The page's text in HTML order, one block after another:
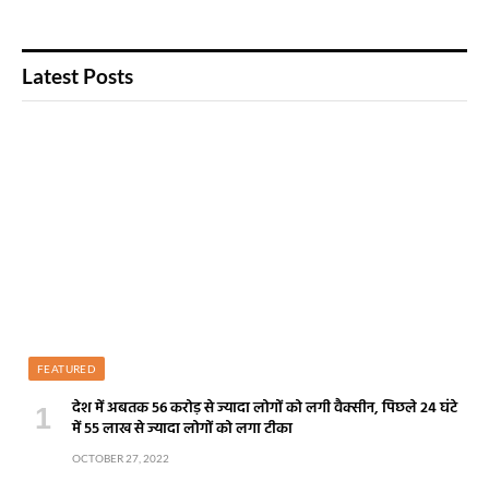
Latest Posts
FEATURED
देश में अबतक 56 करोड़ से ज्यादा लोगों को लगी वैक्सीन, पिछले 24 घंटे
में 55 लाख से ज्यादा लोगों को लगा टीका
OCTOBER 27, 2022